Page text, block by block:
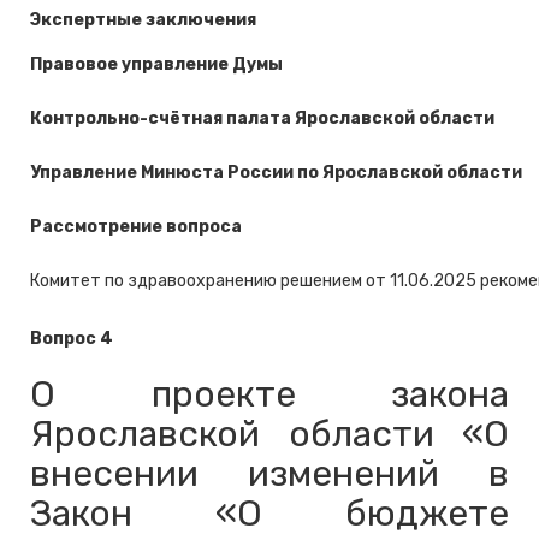
Экспертные заключения
Правовое управление Думы
Контрольно-счётная палата Ярославской области
Управление Минюста России по Ярославской области
Рассмотрение вопроса
Комитет по здравоохранению решением от 11.06.2025
Вопрос 4
О проекте закона
Ярославской области «О
внесении изменений в
Закон «О бюджете